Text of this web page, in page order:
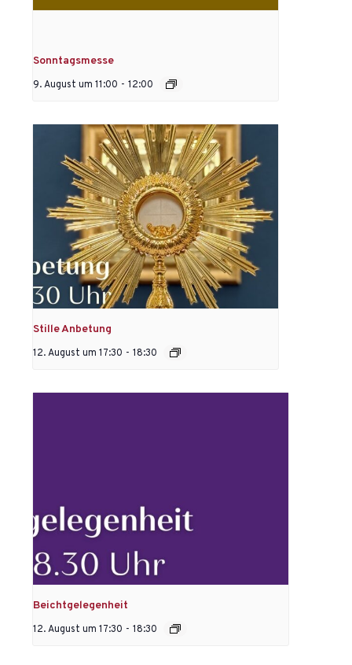
Sonntagsmesse
9. August um 11:00 - 12:00
Stille Anbetung
12. August um 17:30 - 18:30
Beichtgelegenheit
12. August um 17:30 - 18:30